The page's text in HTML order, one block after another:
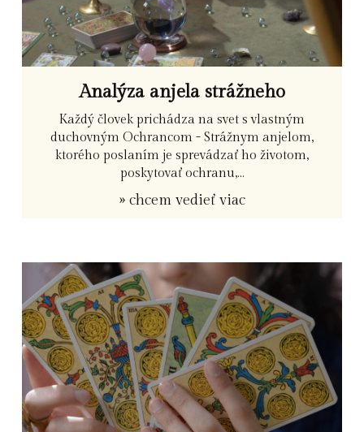
Analýza anjela strážneho
Každý človek prichádza na svet s vlastným
duchovným Ochrancom - Strážnym anjelom,
ktorého poslaním je sprevádzať ho životom,
poskytovať ochranu,...
» chcem vedieť viac